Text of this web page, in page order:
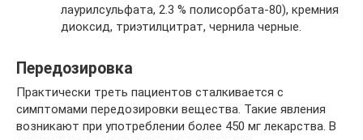
лаурилсульфата, 2.3 % полисорбата-80), кремния
диоксид, триэтилцитрат, чернила черные.
Передозировка
Практически треть пациентов сталкивается с
симптомами передозировки вещества. Такие явления
возникают при употреблении более 450 мг лекарства. В